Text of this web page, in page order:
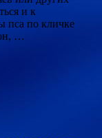
и к
пса по кличке
…